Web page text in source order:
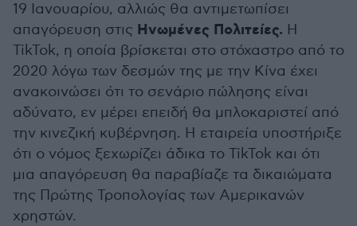
19 Ιανουαρίου, αλλιώς θα αντιμετωπίσει
απαγόρευση στις Ηνωμένες Πολιτείες. Η
TikTok, η οποία βρίσκεται στο στόχαστρο από το
2020 λόγω των δεσμών της με την Κίνα έχει
ανακοινώσει ότι το σενάριο πώλησης είναι
αδύνατο, εν μέρει επειδή θα μπλοκαριστεί από
την κινεζική κυβέρνηση. Η εταιρεία υποστήριξε
ότι ο νόμος ξεχωρίζει άδικα το TikTok και ότι
μια απαγόρευση θα παραβίαζε τα δικαιώματα
της Πρώτης Τροπολογίας των Αμερικανών
χρηστών.